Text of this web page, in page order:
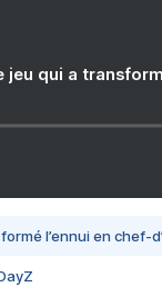
jeu qui a
l’ennui en chef-